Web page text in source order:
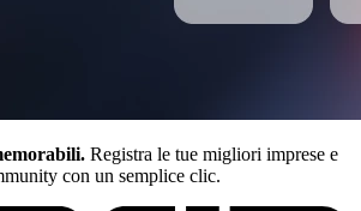
Registra le tue migliori imprese e
con un semplice clic.